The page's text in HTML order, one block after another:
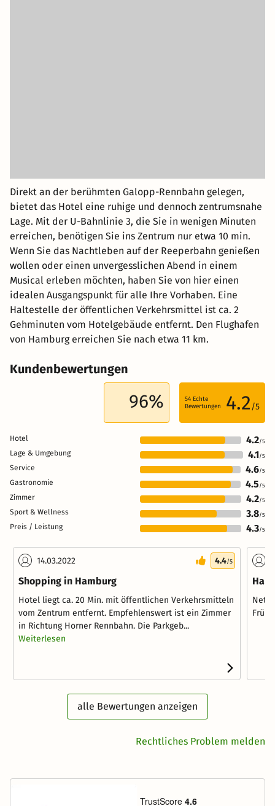
Direkt an der berühmten Galopp-Rennbahn gelegen,
bietet das Hotel eine ruhige und dennoch zentrumsnahe
Lage. Mit der U-Bahnlinie 3, die Sie in wenigen Minuten
erreichen, benötigen Sie ins Zentrum nur etwa 10 min.
Wenn Sie das Nachtleben auf der Reeperbahn genießen
wollen oder einen unvergesslichen Abend in einem
Musical erleben möchten, haben Sie von hier einen
idealen Ausgangspunkt für alle Ihre Vorhaben. Eine
Haltestelle der öffentlichen Verkehrsmittel ist ca. 2
Gehminuten vom Hotelgebäude entfernt. Den Flughafen
von Hamburg erreichen Sie nach etwa 11 km.
Kundenbewertungen
96% 54 Echte
Bewertungen
4.2 /5
Hotel 4.2/5
Lage & Umgebung 4.1/5
Service 4.6/5
Gastronomie 4.5 /5
Zimmer 4.2/5
Sport & Wellness 3.8/5
Preis / Leistung 4.3/5
14.03.2022 4.4/5
Shopping in Hamburg
Hotel liegt ca. 20 Min. mit öffentlichen Verkehrsmitteln
vom Zentrum entfernt. Empfehlenswert ist ein Zimmer
in Richtung Horner Rennbahn. Die Parkgeb...
Weiterlesen
alle Bewertungen anzeigen
Rechtliches Problem melden